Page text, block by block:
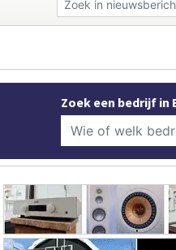
Zoek een bedrijf in